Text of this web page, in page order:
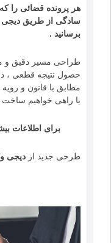
هر پرونده قضائی را
سادگی از طریق دیجی
برسانید .
طراحی مسیر دقیق و
حصول نتیجه قطعی ،
مطابق با قانون و
یا راهی خواهیم ساخت .
برای اطلاعات
طرحی جدید از دیجی